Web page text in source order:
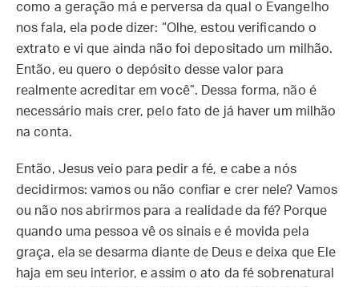
como a geração má e perversa da qual o Evangelho
nos fala, ela pode dizer: “Olhe, estou verificando o
extrato e vi que ainda não foi depositado um milhão.
Então, eu quero o depósito desse valor para
realmente acreditar em você”. Dessa forma, não é
necessário mais crer, pelo fato de já haver um milhão
na conta.
Então, Jesus veio para pedir a fé, e cabe a nós
decidirmos: vamos ou não confiar e crer nele? Vamos
ou não nos abrirmos para a realidade da fé? Porque
quando uma pessoa vê os sinais e é movida pela
graça, ela se desarma diante de Deus e deixa que Ele
haja em seu interior, e assim o ato da fé sobrenatural